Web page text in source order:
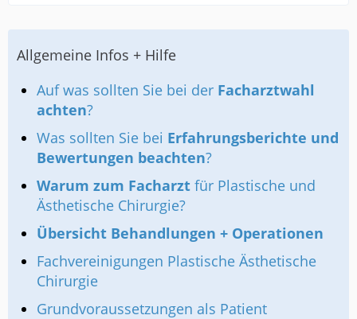
Allgemeine Infos + Hilfe
Auf was sollten Sie bei der Facharztwahl
achten?
Was sollten Sie bei Erfahrungsberichte und
Bewertungen beachten?
Warum zum Facharzt für Plastische und
Ästhetische Chirurgie?
Übersicht Behandlungen + Operationen
Fachvereinigungen Plastische Ästhetische
Chirurgie
Grundvoraussetzungen als Patient